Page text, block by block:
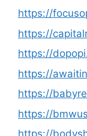
https://
https://
https://
https://
https://
https://
https://